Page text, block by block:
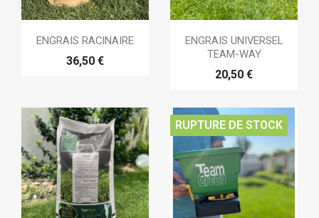
ENGRAIS RACINAIRE
36,50 €
ENGRAIS UNIVERSEL
TEAM-WAY
20,50 €
RUPTURE DE STOCK